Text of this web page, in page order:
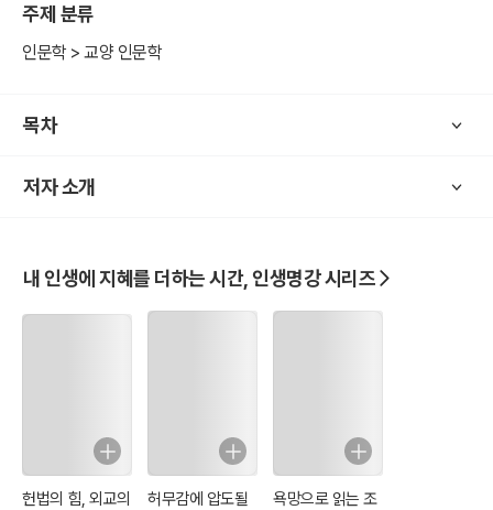
삶이라는 텍스트를 마주하고 감각하려 할 때, 문해력이 글자를 넘어 사
회적 소통과 협력, 신뢰와 회복에 기여할 수 있다는 작은 희망과 실마
주제 분류
인문학 > 교양 인문학
목차
저자 소개
내 인생에 지혜를 더하는 시간, 인생명강 시리즈
헌법의 힘, 외교의
허무감에 압도될
욕망으로 읽는 조